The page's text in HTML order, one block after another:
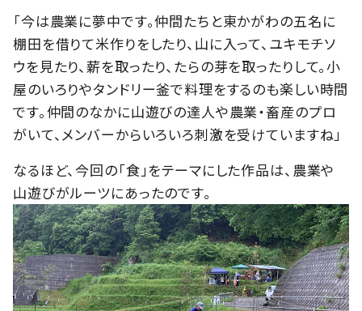
「今は農業に夢中です。仲間たちと東かがわの五名に
棚田を借りて米作りをしたり、山に入って、ユキモチソ
ウを見たり、薪を取ったり、たらの芽を取ったりして。小
屋のいろりやタンドリー釜で料理をするのも楽しい時間
です。仲間のなかに山遊びの達人や農業・畜産のプロ
がいて、メンバーからいろいろ刺激を受けていますね」
なるほど、今回の「食」をテーマにした作品は、農業や
山遊びがルーツにあったのです。